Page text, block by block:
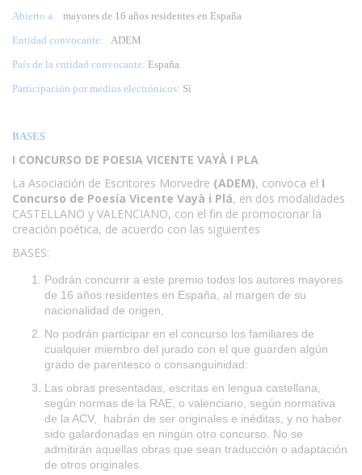
Abierto a:
mayores de 16 años residentes en España
Entidad convocante: ADEM
País de la entidad convocante: España
Participación por medios electrónicos: Sí
BASES
I CONCURSO DE POESIA VICENTE VAYÀ I PLA
La Asociación de Escritores Morvedre (ADEM), convoca el I
Concurso de Poesía Vicente Vayà i Plá, en dos modalidades
CASTELLANO y VALENCIANO, con el fin de promocionar la
creación poética, de acuerdo con las siguientes
BASES:
Podrán concurrir a este premio todos los autores mayores
de 16 años residentes en España, al margen de su
nacionalidad de origen,
No podrán participar en el concurso los familiares de
cualquier miembro del jurado con el que guarden algún
grado de parentesco o consanguinidad:
Las obras presentadas, escritas en lengua castellana,
según normas de la RAE, o valenciano, según normativa
de la ACV, habrán de ser originales e inéditas, y no haber
sido galardonadas en ningún otro concurso. No se
admitirán aquellas obras que sean traducción o adaptación
de otros originales.